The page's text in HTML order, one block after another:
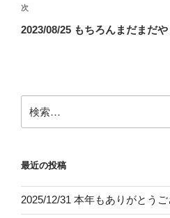
ゲ
ー
次
の
次
2023/08/25 もちろんまだまだ
索:
最近の投稿
2025/12/31 本年もありがとうご